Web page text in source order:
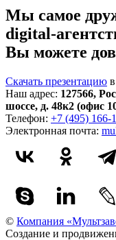
Мы самое
digital-
Вы можете
Скачать презентацию
Наш адрес: 127566,
шоссе, д. 48к2 (офис
Телефон: +7 (495) 166-
Электронная почта:
© Компания
Создание и